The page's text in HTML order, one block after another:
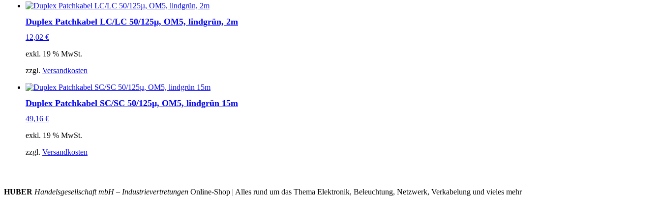
Duplex Patchkabel LC/LC 50/125µ, OM5, lindgrün, 2m
12,02 €
exkl. 19 % MwSt.
zzgl. Versandkosten
Duplex Patchkabel SC/SC 50/125µ, OM5, lindgrün 15m
49,16 €
exkl. 19 % MwSt.
zzgl. Versandkosten
HUBER Handelsgesellschaft mbH – Industrievertretungen Online-Shop | Alles rund um das Thema Elektronik, Beleuchtung, Netzwerk, Verkabelung und vieles mehr